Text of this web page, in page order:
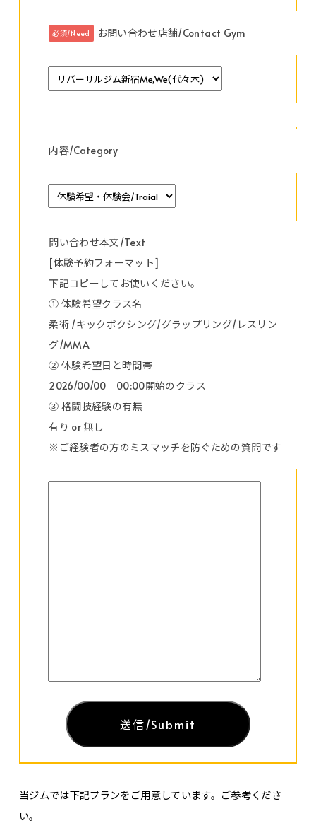
必須/Need お問い合わせ店舗/Contact Gym
内容/Category
問い合わせ本文/Text
[体験予約フォーマット]
下記コピーしてお使いください。
① 体験希望クラス名
柔術 /キックボクシング/グラップリング/レスリン
グ/MMA
② 体験希望日と時間帯
2026/00/00 00:00開始のクラス
③ 格闘技経験の有無
有り or 無し
※ご経験者の方のミスマッチを防ぐための質問です
当ジムでは下記プランをご用意しています。ご参考くださ
い。